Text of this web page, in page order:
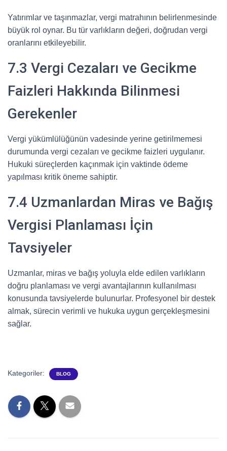
Yatırımlar ve taşınmazlar, vergi matrahının belirlenmesinde
büyük rol oynar. Bu tür varlıkların değeri, doğrudan vergi
oranlarını etkileyebilir.
7.3 Vergi Cezaları ve Gecikme
Faizleri Hakkında Bilinmesi
Gerekenler
Vergi yükümlülüğünün vadesinde yerine getirilmemesi
durumunda vergi cezaları ve gecikme faizleri uygulanır.
Hukuki süreçlerden kaçınmak için vaktinde ödeme
yapılması kritik öneme sahiptir.
7.4 Uzmanlardan Miras ve Bağış
Vergisi Planlaması İçin
Tavsiyeler
Uzmanlar, miras ve bağış yoluyla elde edilen varlıkların
doğru planlaması ve vergi avantajlarının kullanılması
konusunda tavsiyelerde bulunurlar. Profesyonel bir destek
almak, sürecin verimli ve hukuka uygun gerçekleşmesini
sağlar.
Kategoriler: BLOG